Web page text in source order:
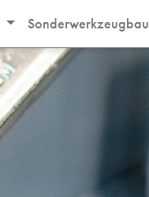
Sonderwerkzeugbau